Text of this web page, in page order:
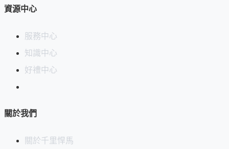
美濃燒起源於
「須惠器」便被燒制而成，即美濃燒之起源。
在安土桃山時代迎接了茶道的隆盛時期，生產出了前所未有的
「黃瀬戶」「瀨戸黒」「志野」等陶器，並且在「織部」出現
屬含量大大降低
現今，在中國廉價陶器興起的時候，美濃燒仍以其
資源中心
服務中心
知識中心
好禮中心
關於我們
關於千里悍馬